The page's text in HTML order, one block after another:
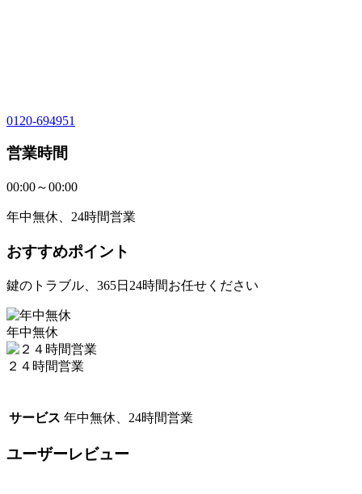
0120-694951
営業時間
00:00～00:00
年中無休、24時間営業
おすすめポイント
鍵のトラブル、365日24時間お任せください
年中無休
２４時間営業
サービス 年中無休、24時間営業
ユーザーレビュー